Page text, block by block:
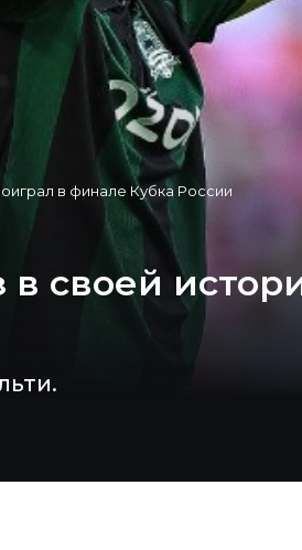
в финале Кубка России
своей